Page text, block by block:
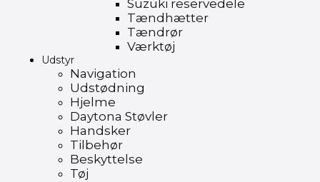
Suzuki reservedele
Tændhætter
Tændrør
Værktøj
Udstyr
Navigation
Udstødning
Hjelme
Daytona Støvler
Handsker
Tilbehør
Beskyttelse
Tøj